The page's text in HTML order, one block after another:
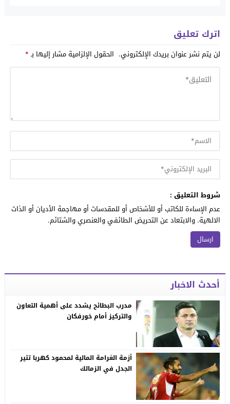
اترك تعليق
لن يتم نشر عنوان بريدك الإلكتروني. الحقول الإلزامية مشار إليها بـ*
شروط التعليق :
عدم الإساءة للكاتب أو للأشخاص أو للمقدسات أو مهاجمة الأديان أو الذات
الالهية. والابتعاد عن التحريض الطائفي والعنصري والشتائم.
أحدث الاخبار
مدرب البطائح يشدد على أهمية التعاون
والتركيز أمام خورفكان
أزمة الغرامة المالية لمحمود كهربا تثير
الجدل في الزمالك